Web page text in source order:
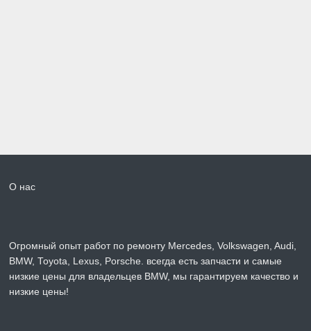
О нас
Огромный опыт работ по ремонту Mercedes, Volkswagen, Audi,
BMW, Toyota, Lexus, Porsche. всегда есть запчасти и самые
низкие цены для владельцев BMW, мы гарантируем качество и
низкие цены!